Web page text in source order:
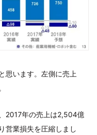
思います。左側に売上
2017年の売上は2,504億
営業損失を圧縮しまし